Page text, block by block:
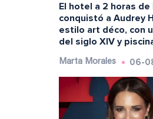
El hotel a 2 horas de
conquistó a Audrey
estilo art déco, con
del siglo XIV y
Marta Morales 06-